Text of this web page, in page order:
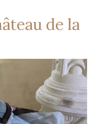
de la